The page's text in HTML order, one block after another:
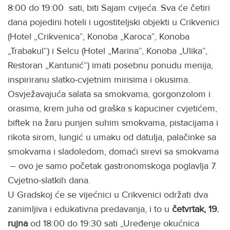
8:00 do 19:00 sati, biti Sajam cvijeća. Sva će četiri
dana pojedini hoteli i ugostiteljski objekti u Crikvenici
(Hotel „Crikvenica“, Konoba „Karoca“, Konoba
„Trabakul“) i Selcu (Hotel „Marina“, Konoba „Ulika“,
Restoran „Kantunić“) imati posebnu ponudu menija,
inspiriranu slatko-cvjetnim mirisima i okusima.
Osvježavajuća salata sa smokvama, gorgonzolom i
orasima, krem juha od graška s kapuciner cvjetićem,
biftek na žaru punjen suhim smokvama, pistacijama i
rikota sirom, lungić u umaku od datulja, palačinke sa
smokvama i sladoledom, domaći sirevi sa smokvama
– ovo je samo početak gastronomskoga poglavlja 7.
Cvjetno-slatkih dana.
U Gradskoj će se vijećnici u Crikvenici održati dva
zanimljiva i edukativna predavanja, i to u četvrtak, 19.
rujna od 18:00 do 19:30 sati „Uređenje okućnica